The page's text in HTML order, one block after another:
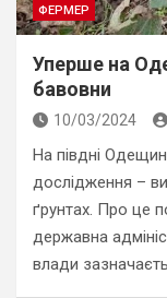
ФЕРМЕР
Уперше на
бавовни
10/03/2024
На півдні
дослідження –
ґрунтах. Про це
державна
влади